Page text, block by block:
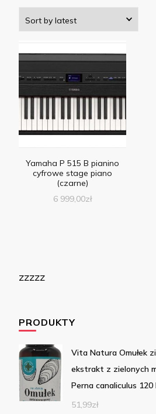
Yamaha P 515 B pianino
cyfrowe stage piano
(czarne)
6 999,00zł
zzzzz
PRODUKTY
Vita Natura Omułek
ekstrakt z zielonych
Perna canaliculus 120
51,99zł